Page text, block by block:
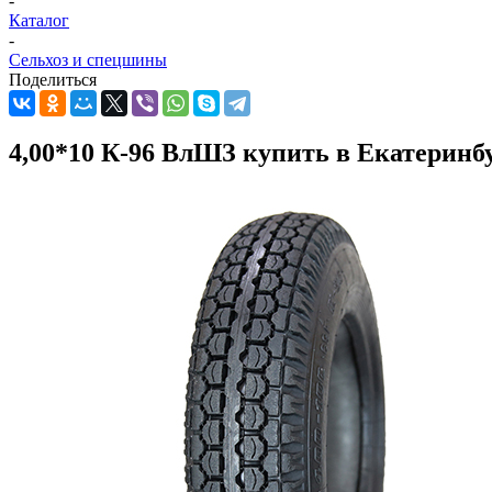
Каталог
-
Сельхоз и спецшины
Поделиться
4,00*10 К-96 ВлШЗ купить в